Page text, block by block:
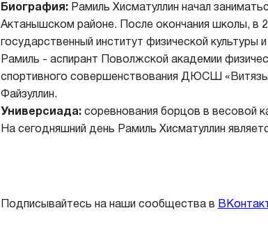
Биография: Рамиль Хисматуллин начал
Актанышском районе. После окончания школы, в
государственный институт физической
Рамиль - аспирант Поволжской академии
спортивного совершенствования ДЮСШ
Файзуллин.
Универсиада: соревнования борцов в весовой
На сегодняшний день Рамиль Хисматуллин
Подписывайтесь на наши сообщества в